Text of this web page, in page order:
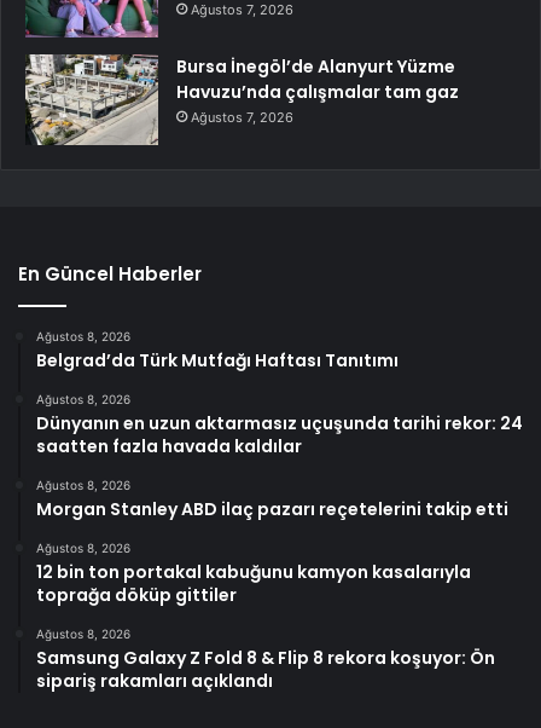
Ağustos 7, 2026
Bursa İnegöl’de Alanyurt Yüzme
Havuzu’nda çalışmalar tam gaz
Ağustos 7, 2026
En Güncel Haberler
Ağustos 8, 2026
Belgrad’da Türk Mutfağı Haftası Tanıtımı
Ağustos 8, 2026
Dünyanın en uzun aktarmasız uçuşunda tarihi rekor: 24
saatten fazla havada kaldılar
Ağustos 8, 2026
Morgan Stanley ABD ilaç pazarı reçetelerini takip etti
Ağustos 8, 2026
12 bin ton portakal kabuğunu kamyon kasalarıyla
toprağa döküp gittiler
Ağustos 8, 2026
Samsung Galaxy Z Fold 8 & Flip 8 rekora koşuyor: Ön
sipariş rakamları açıklandı